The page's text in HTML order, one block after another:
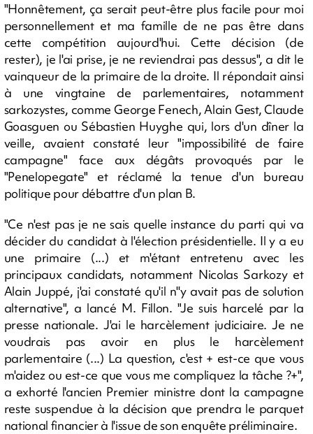
"Honnêtement, ça serait peut-être plus facile pour moi
personnellement et ma famille de ne pas être dans
cette compétition aujourd'hui. Cette décision (de
rester), je l'ai prise, je ne reviendrai pas dessus", a dit le
vainqueur de la primaire de la droite. Il répondait ainsi
à une vingtaine de parlementaires, notamment
sarkozystes, comme George Fenech, Alain Gest, Claude
Goasguen ou Sébastien Huyghe qui, lors d'un dîner la
veille, avaient constaté leur "impossibilité de faire
campagne" face aux dégâts provoqués par le
"Penelopegate" et réclamé la tenue d'un bureau
politique pour débattre d'un plan B.
"Ce n'est pas je ne sais quelle instance du parti qui va
décider du candidat à l'élection présidentielle. Il y a eu
une primaire (...) et m'étant entretenu avec les
principaux candidats, notamment Nicolas Sarkozy et
Alain Juppé, j'ai constaté qu'il n''y avait pas de solution
alternative", a lancé M. Fillon. "Je suis harcelé par la
presse nationale. J'ai le harcèlement judiciaire. Je ne
voudrais pas avoir en plus le harcèlement
parlementaire (...) La question, c'est + est-ce que vous
m'aidez ou est-ce que vous me compliquez la tâche ?+",
a exhorté l'ancien Premier ministre dont la campagne
reste suspendue à la décision que prendra le parquet
national financier à l'issue de son enquête préliminaire.